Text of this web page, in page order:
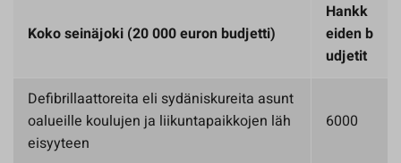
Koko seinäjoki (20 000 euron budjetti)
Hankk
eiden b
udjetit
Defibrillaattoreita eli sydäniskureita asunt
oalueille koulujen ja liikuntapaikkojen läh
eisyyteen
6000